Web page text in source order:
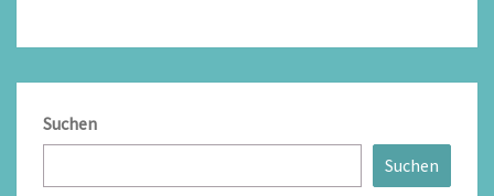
Suchen
Suchen